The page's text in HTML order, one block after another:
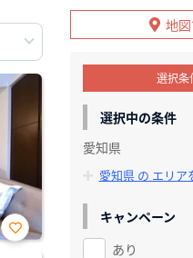
お気
地
選択条
選択中の条件
愛知県
愛知県 の エリア
キャンペーン
あり